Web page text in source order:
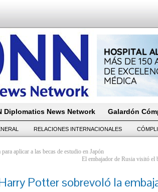
Diplomatics News Network Galardón
RELACIONES INTERNACIONALES
aplicar a las becas de estudio en Japón
El embajador de Rusia visitó el
Potter sobrevoló la